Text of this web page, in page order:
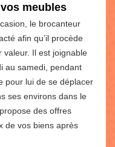
meubles
le brocanteur
afin qu’il procède
valeur. Il est joignable
au samedi, pendant
pour lui de se déplacer
ses environs dans le
des offres
de vos biens après